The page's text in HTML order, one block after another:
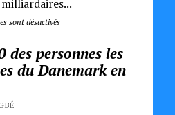
sont désactivés
des personnes les
du Danemark en